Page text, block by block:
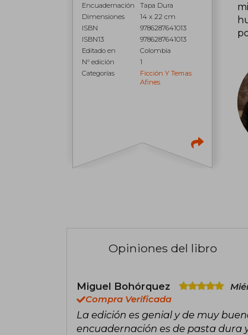
Encuadernación
Tapa Dura
Dimensiones
14 x 22 cm
ISBN
9786287641013
ISBN13
9786287641013
Editado en
Colombia
N° edición
1
Categorías
Ficción Y Temas
Afines
Opiniones del libro
Miguel Bohórquez
Compra Verificada
La edición es genial y de muy
encuadernación es de pasta dura